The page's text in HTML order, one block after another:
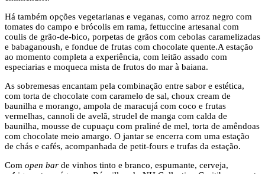
Há também opções vegetarianas e veganas, como arroz negro com
tomates do campo e brócolis em rama, fettuccine artesanal com
coulis de grão-de-bico, porpetas de grãos com cebolas caramelizadas
e babaganoush, e fondue de frutas com chocolate quente.A estação
ao momento completa a experiência, com leitão assado com
especiarias e moqueca mista de frutos do mar à baiana.
As sobremesas encantam pela combinação entre sabor e estética,
com torta de chocolate com caramelo de sal, choux cream de
baunilha e morango, ampola de maracujá com coco e frutas
vermelhas, cannoli de avelã, strudel de manga com calda de
baunilha, mousse de cupuaçu com praliné de mel, torta de amêndoas
com chocolate meio amargo. O jantar se encerra com uma estação
de chás e cafés, acompanhada de petit-fours e trufas da estação.
Com open bar de vinhos tinto e branco, espumante, cerveja,